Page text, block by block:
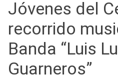
Jóvenes del
recorrido
Banda “Luis
Guarneros”